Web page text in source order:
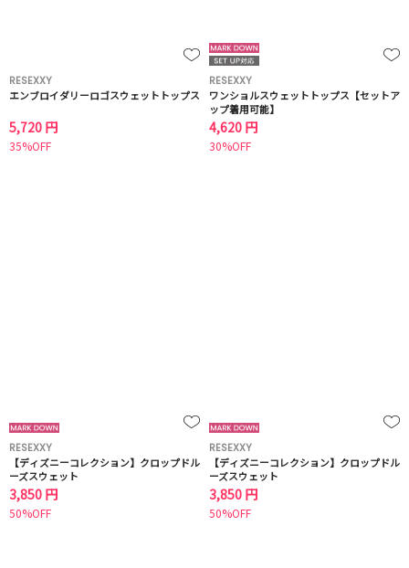
RESEXXY
エンブロイダリーロゴスウェットトップス
5,720 円
35%OFF
RESEXXY
ワンショルスウェットトップス【セットア
ップ着用可能】
4,620 円
30%OFF
RESEXXY
【ディズニーコレクション】クロップドル
ーズスウェット
3,850 円
50%OFF
RESEXXY
【ディズニーコレクション】クロップドル
ーズスウェット
3,850 円
50%OFF